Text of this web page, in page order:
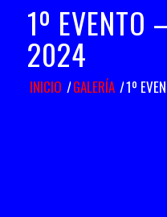
1º EVENTO
2024
INICIO /GALERÍA /1º